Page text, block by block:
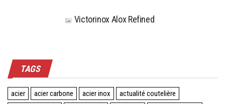
Victorinox Alox Refined
TAGS
acier acier carbone acier inox
actualité coutelière